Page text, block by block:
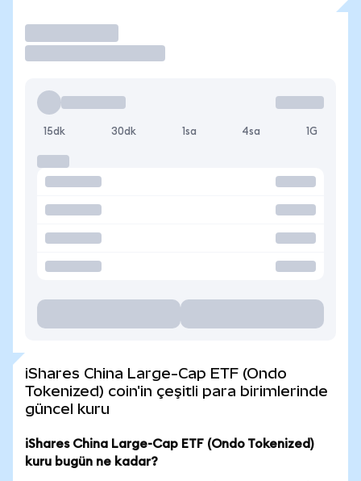
15dk 30dk 1sa 4sa 1G
iShares China Large-Cap ETF (Ondo
Tokenized) coin'in çeşitli para birimlerinde
güncel kuru
iShares China Large-Cap ETF (Ondo Tokenized)
kuru bugün ne kadar?